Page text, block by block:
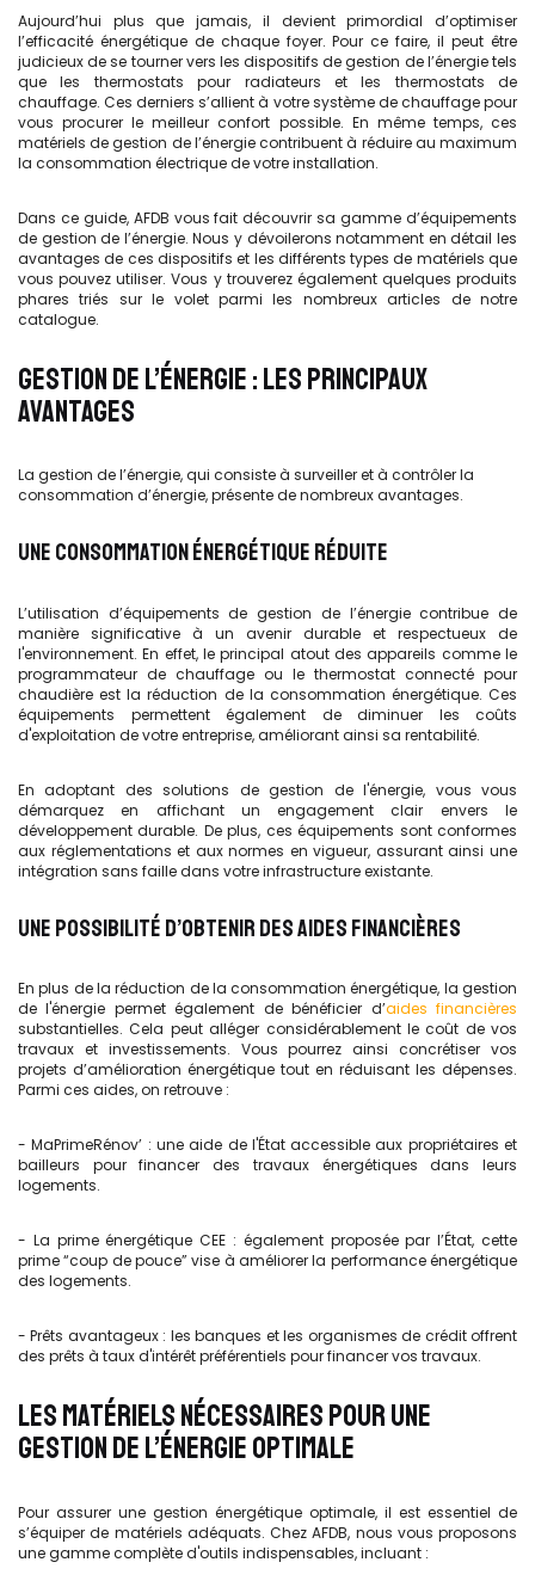
Aujourd’hui plus que jamais, il devient primordial d’optimiser
l’efficacité énergétique de chaque foyer. Pour ce faire, il peut être
judicieux de se tourner vers les dispositifs de gestion de l’énergie tels
que les thermostats pour radiateurs et les thermostats de
chauffage. Ces derniers s’allient à votre système de chauffage pour
vous procurer le meilleur confort possible. En même temps, ces
matériels de gestion de l’énergie contribuent à réduire au maximum
la consommation électrique de votre installation.
Dans ce guide, AFDB vous fait découvrir sa gamme d’équipements
de gestion de l’énergie. Nous y dévoilerons notamment en détail les
avantages de ces dispositifs et les différents types de matériels que
vous pouvez utiliser. Vous y trouverez également quelques produits
phares triés sur le volet parmi les nombreux articles de notre
catalogue.
GESTION DE L’ÉNERGIE : LES PRINCIPAUX
AVANTAGES
La gestion de l’énergie, qui consiste à surveiller et à contrôler la
consommation d’énergie, présente de nombreux avantages.
UNE CONSOMMATION ÉNERGÉTIQUE RÉDUITE
L’utilisation d’équipements de gestion de l’énergie contribue de
manière significative à un avenir durable et respectueux de
l'environnement. En effet, le principal atout des appareils comme le
programmateur de chauffage ou le thermostat connecté pour
chaudière est la réduction de la consommation énergétique. Ces
équipements permettent également de diminuer les coûts
d'exploitation de votre entreprise, améliorant ainsi sa rentabilité.
En adoptant des solutions de gestion de l'énergie, vous vous
démarquez en affichant un engagement clair envers le
développement durable. De plus, ces équipements sont conformes
aux réglementations et aux normes en vigueur, assurant ainsi une
intégration sans faille dans votre infrastructure existante.
UNE POSSIBILITÉ D’OBTENIR DES AIDES FINANCIÈRES
En plus de la réduction de la consommation énergétique, la gestion
de l'énergie permet également de bénéficier d’aides financières
substantielles. Cela peut alléger considérablement le coût de vos
travaux et investissements. Vous pourrez ainsi concrétiser vos
projets d’amélioration énergétique tout en réduisant les dépenses.
Parmi ces aides, on retrouve :
- MaPrimeRénov’ : une aide de l'État accessible aux propriétaires et
bailleurs pour financer des travaux énergétiques dans leurs
logements.
- La prime énergétique CEE : également proposée par l’État, cette
prime “coup de pouce” vise à améliorer la performance énergétique
des logements.
- Prêts avantageux : les banques et les organismes de crédit offrent
des prêts à taux d'intérêt préférentiels pour financer vos travaux.
LES MATÉRIELS NÉCESSAIRES POUR UNE
GESTION DE L’ÉNERGIE OPTIMALE
Pour assurer une gestion énergétique optimale, il est essentiel de
s’équiper de matériels adéquats. Chez AFDB, nous vous proposons
une gamme complète d'outils indispensables, incluant :